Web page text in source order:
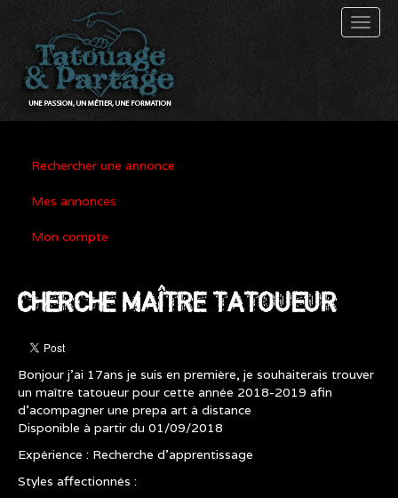
Rechercher une annonce
Mes annonces
Mon compte
CHERCHE MAÎTRE TATOUEUR
Bonjour j’ai 17ans je suis en première, je souhaiterais trouver
un maître tatoueur pour cette année 2018-2019 afin
d’acompagner une prepa art à distance
Disponible à partir du 01/09/2018
Expérience : Recherche d’apprentissage
Styles affectionnés :